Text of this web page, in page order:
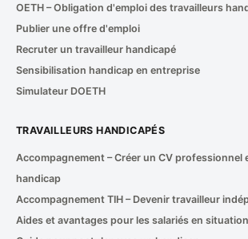
OETH – Obligation d'emploi des travailleurs
Publier une offre d'emploi
Recruter un travailleur handicapé
Sensibilisation handicap en entreprise
Simulateur DOETH
TRAVAILLEURS HANDICAPÉS
Accompagnement – Créer un CV professionnel
handicap
Accompagnement TIH – Devenir travailleur
Aides et avantages pour les salariés en